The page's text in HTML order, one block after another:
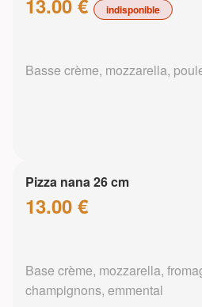
13.00 € indisponible
Basse crème, mozzarella,
Pizza nana 26 cm
13.00 €
Base crème, mozzarella,
champignons, emmental